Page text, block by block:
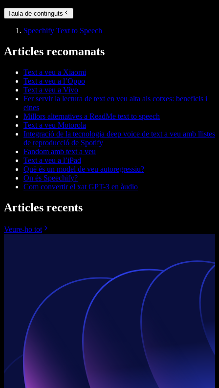
Taula de continguts
Speechify Text to Speech
Articles recomanats
Text a veu a Xiaomi
Text a veu a l’Oppo
Text a veu a Vivo
Fer servir la lectura de text en veu alta als cotxes: beneficis i
eines
Millors alternatives a ReadMe text to speech
Text a veu Motorola
Integració de la tecnologia deep voice de text a veu amb llistes
de reproducció de Spotify
Fandom amb text a veu
Text a veu a l’iPad
Què és un model de veu autoregressiu?
On és Speechify?
Com convertir el xat GPT-3 en àudio
Articles recents
Veure-ho tot